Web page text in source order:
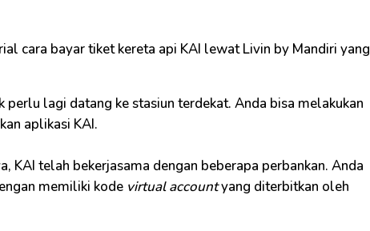
cara bayar tiket kereta api KAI lewat Livin by Mandiri yang
perlu lagi datang ke stasiun terdekat. Anda bisa melakukan
aplikasi KAI.
KAI telah bekerjasama dengan beberapa perbankan. Anda
memiliki kode virtual accountyang diterbitkan oleh